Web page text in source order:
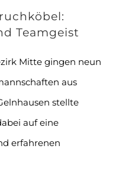
Teamgeist
Mitte gingen neun
aus
stellte
auf eine
erfahrenen